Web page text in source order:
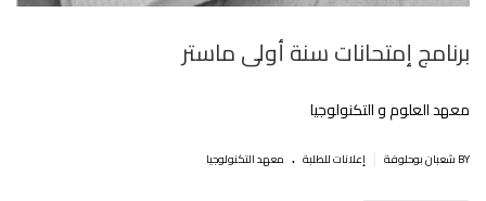
برنامج إمتحانات سنة أولى ماستر
معهد العلوم و التكنولوجيا
BY شعبان بوحلوفة إعلانات للطلبة . معهد التكنولوجيا